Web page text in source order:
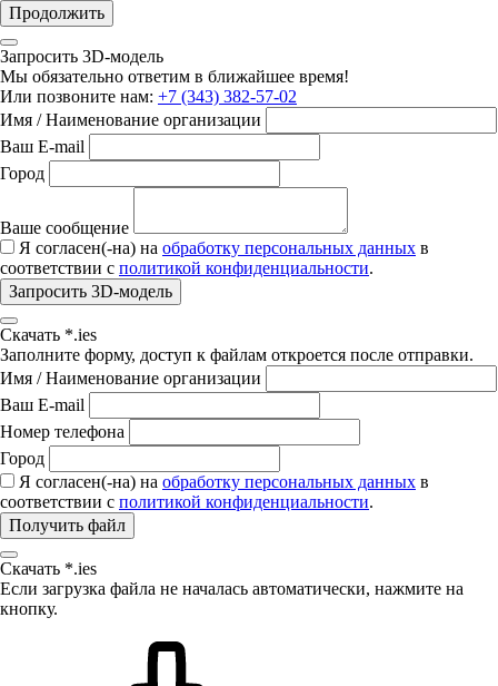
Продолжить
Запросить 3D-модель
Мы обязательно ответим в ближайшее время!
Или позвоните нам: +7 (343) 382-57-02
Имя / Наименование организации
Ваш E-mail
Город
Ваше сообщение
Я согласен(-на) на обработку персональных данных в
соответствии с политикой конфиденциальности.
Запросить 3D-модель
Скачать *.ies
Заполните форму, доступ к файлам откроется после отправки.
Имя / Наименование организации
Ваш E-mail
Номер телефона
Город
Я согласен(-на) на обработку персональных данных в
соответствии с политикой конфиденциальности.
Получить файл
Скачать *.ies
Если загрузка файла не началась автоматически, нажмите на
кнопку.